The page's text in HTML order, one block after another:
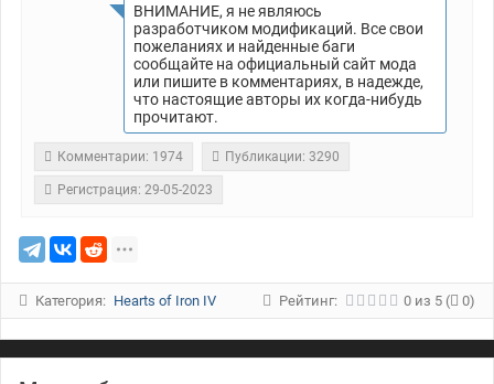
ВНИМАНИЕ, я не являюсь
разработчиком модификаций. Все свои
пожеланиях и найденные баги
сообщайте на официальный сайт мода
или пишите в комментариях, в надежде,
что настоящие авторы их когда-нибудь
прочитают.
Комментарии: 1974 Публикации: 3290
Регистрация: 29-05-2023
Категория: Hearts of Iron IV Рейтинг: 0 из 5 ( 0)